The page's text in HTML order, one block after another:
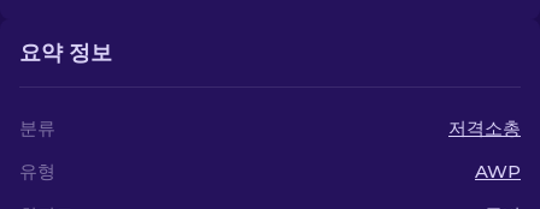
요약 정보
분류
저격소총
유형
AWP